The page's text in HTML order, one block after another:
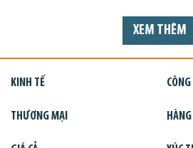
XEM THÊM
KINH TẾ
THƯƠNG MẠI